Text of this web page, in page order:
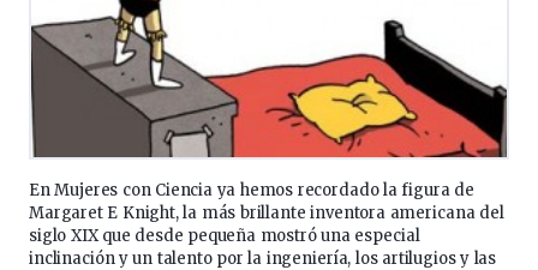
En Mujeres con Ciencia ya hemos recordado la figura de
Margaret E Knight, la más brillante inventora americana del
siglo XIX que desde pequeña mostró una especial
inclinación y un talento por la ingeniería, los artilugios y las